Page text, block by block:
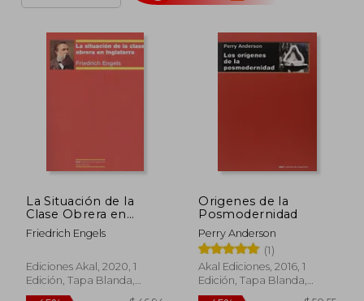
La Situación de la
Clase Obrera en
Inglaterra
Friedrich Engels
Ediciones Akal, 2020, 1
Edición, Tapa Blanda,
Nuevo
Origenes de la
Posmodernidad
Perry Anderson
(1)
Akal Ediciones, 2016, 1
Edición, Tapa Blanda,
Nuevo